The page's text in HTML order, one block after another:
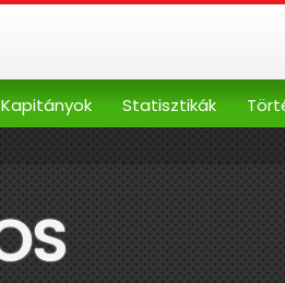
Kapitányok Statisztikák